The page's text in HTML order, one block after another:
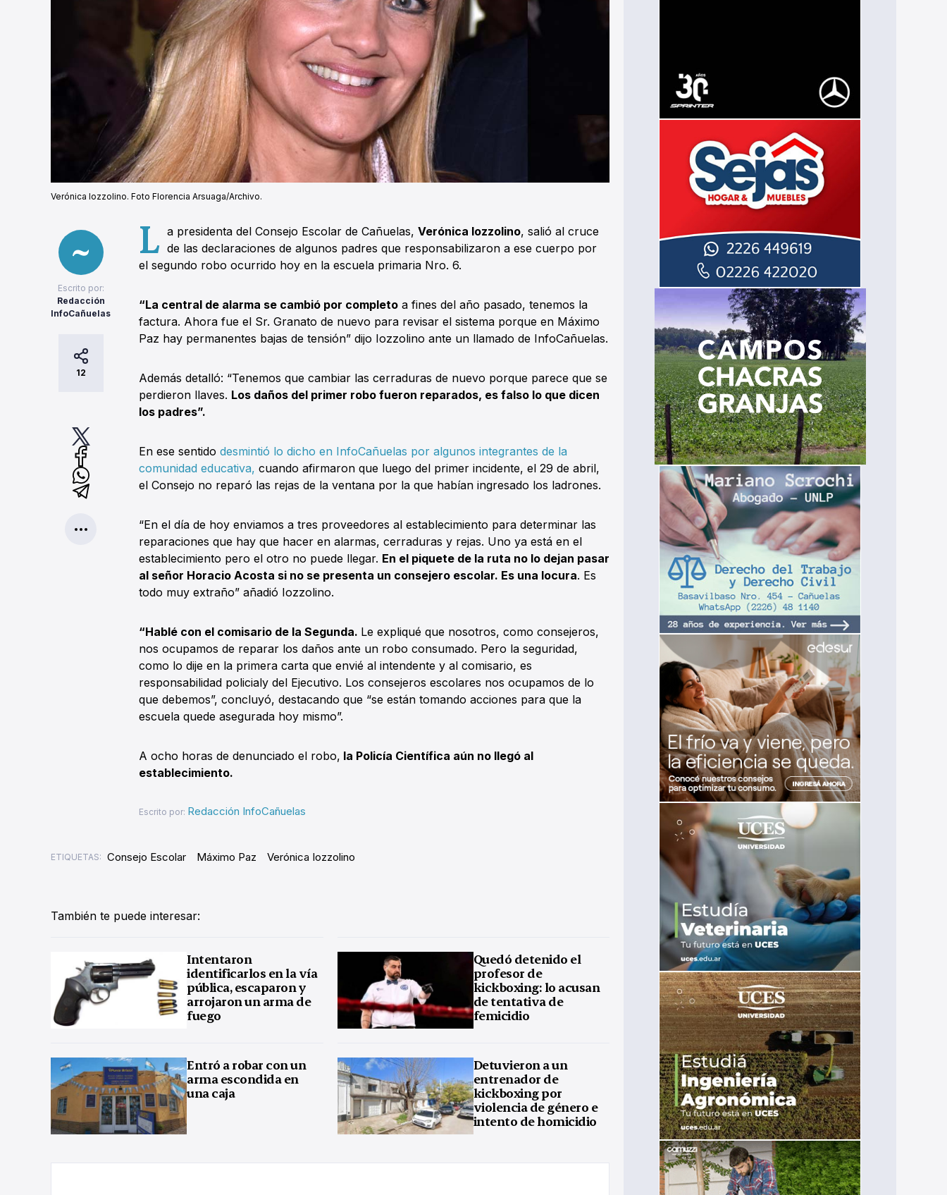
Verónica Iozzolino. Foto Florencia Arsuaga/Archivo.
Escrito por:
Redacción
InfoCañuelas
12
L a presidenta del Consejo Escolar de Cañuelas,Verónica Iozzolino, salió al cruce
de las declaraciones de algunos padres que responsabilizaron a ese cuerpo por
el segundo robo ocurrido hoy en la escuela primaria Nro. 6.
“La central de alarma se cambió por completo a fines del año pasado, tenemos la
factura. Ahora fue el Sr. Granato de nuevo para revisar el sistema porque en Máximo
Paz hay permanentes bajas de tensión” dijo Iozzolino ante un llamado de InfoCañuelas.
Además detalló: “Tenemos que cambiar las cerraduras de nuevo porque parece que se
perdieron llaves. Los daños del primer robo fueron reparados, es falso lo que dicen
los padres”.
En ese sentido desmintió lo dicho en InfoCañuelas por algunos integrantes de la
comunidad educativa, cuando afirmaron que luego del primer incidente, el 29 de abril,
el Consejo no reparó las rejas de la ventana por la que habían ingresado los ladrones.
“En el día de hoy enviamos a tres proveedores al establecimiento para determinar las
reparaciones que hay que hacer en alarmas, cerraduras y rejas. Uno ya está en el
establecimiento pero el otro no puede llegar. En el piquete de la ruta no lo dejan pasar
al señor Horacio Acosta si no se presenta un consejero escolar. Es una locura. Es
todo muy extraño” añadió Iozzolino.
“Hablé con el comisario de la Segunda. Le expliqué que nosotros, como consejeros,
nos ocupamos de reparar los daños ante un robo consumado. Pero la seguridad,
como lo dije en la primera carta que envié al intendente y al comisario, es
responsabilidad policialy del Ejecutivo. Los consejeros escolares nos ocupamos de lo
que debemos”, concluyó, destacando que “se están tomando acciones para que la
escuela quede asegurada hoy mismo”.
A ocho horas de denunciado el robo, la Policía Científica aún no llegó al
establecimiento.
Escrito por: Redacción InfoCañuelas
ETIQUETAS: Consejo Escolar Máximo Paz Verónica Iozzolino
También te puede interesar:
Intentaron
identificarlos en la vía
pública, escaparon y
arrojaron un arma de
fuego
Quedó detenido el
profesor de
kickboxing: lo acusan
de tentativa de
femicidio
Entró a robar con un
arma escondida en
una caja
Detuvieron a un
entrenador de
kickboxing por
violencia de género e
intento de homicidio